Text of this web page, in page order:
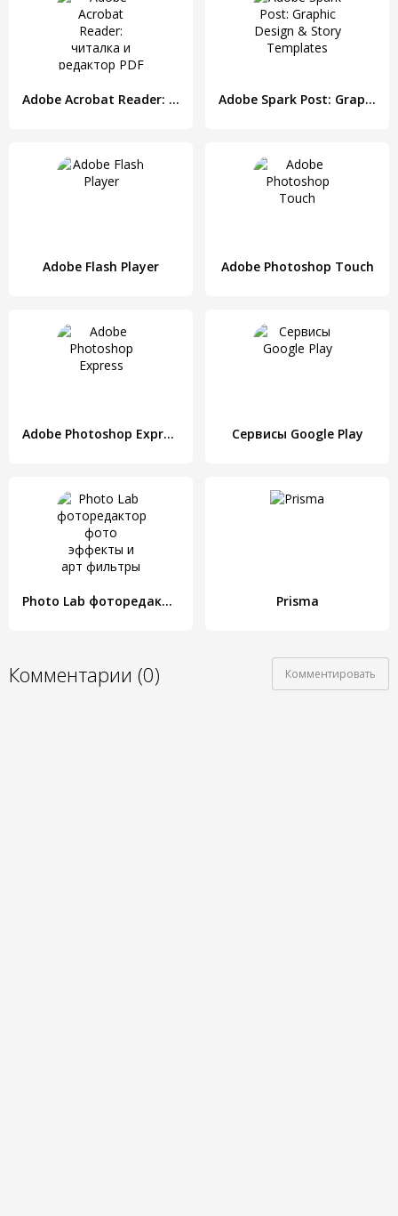
Adobe Acrobat Reader: читалка и редактор PDF Adobe Spark Post: Graphic Design & Story Templates
Adobe Flash Player Adobe Photoshop Touch
Adobe Photoshop Express Сервисы Google Play
Photo Lab фоторедактор: фото эффекты и арт фильтры Prisma
Комментарии (0) Комментировать